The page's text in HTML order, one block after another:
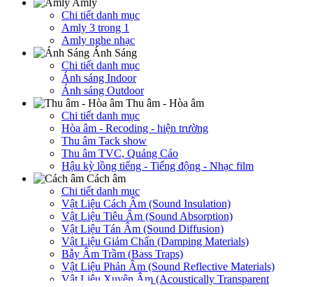
Amly
Chi tiết danh mục
Amly 3 trong 1
Amly nghe nhạc
Ánh Sáng
Chi tiết danh mục
Ánh sáng Indoor
Ánh sáng Outdoor
Thu âm - Hòa âm
Chi tiết danh mục
Hòa âm - Recoding - hiện trường
Thu âm Tack show
Thu âm TVC, Quảng Cáo
Hậu kỳ lồng tiếng - Tiếng động - Nhạc film
Cách âm
Chi tiết danh mục
Vật Liệu Cách Âm (Sound Insulation)
Vật Liệu Tiêu Âm (Sound Absorption)
Vật Liệu Tán Âm (Sound Diffusion)
Vật Liệu Giảm Chấn (Damping Materials)
Bẫy Âm Trầm (Bass Traps)
Vật Liệu Phản Âm (Sound Reflective Materials)
Vật Liệu Xuyên Âm (Acoustically Transparent